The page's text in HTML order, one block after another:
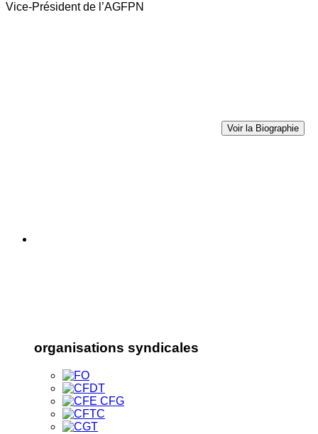
Vice-Président de l’AGFPN
Voir la Biographie
organisations syndicales